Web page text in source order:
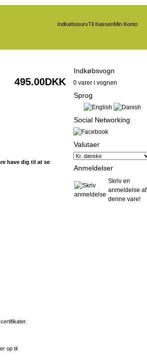
IndkøbskurvTil KassenMin Konto
495.00DKK
have dig til at se
op til
Indkøbsvogn
0 varer i vognen
Sprog
Social Networking
Valutaer
Anmeldelser
Skriv en
anmeldelse af
denne vare!